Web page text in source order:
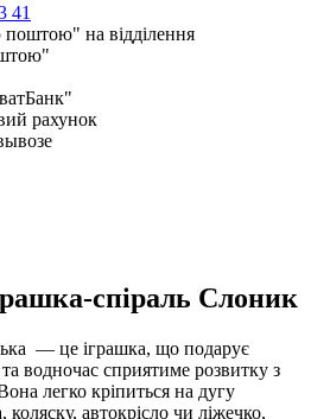
41
на відділення
рахунок
спіраль Слоник
— це іграшка, що подарує
водночас сприятиме розвитку з
легко кріпиться на дугу
автокрісло чи ліжечко,